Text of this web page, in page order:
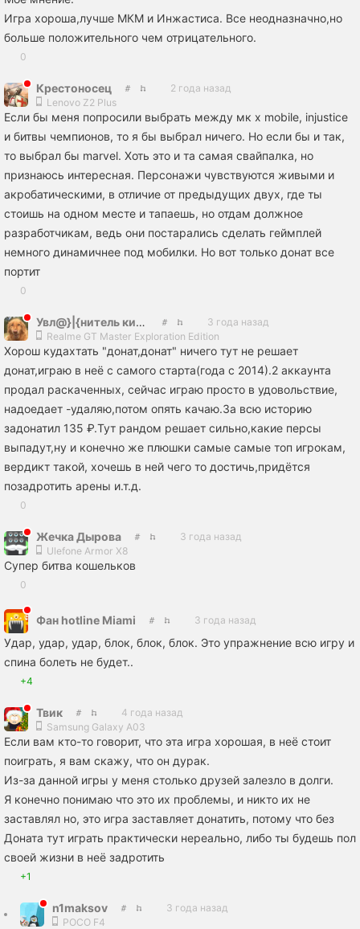
Игра хороша,лучше МКМ и Инжастиса. Все неодназначно,но
больше положительного чем отрицательного.
0
Крестоносец
2 года назад
Lenovo Z2 Plus
Если бы меня попросили выбрать между мк x mobile, injustice
и битвы чемпионов, то я бы выбрал ничего. Но если бы и так,
то выбрал бы marvel. Хоть это и та самая свайпалка, но
признаюсь интересная. Персонажи чувствуются живыми и
акробатическими, в отличие от предыдущих двух, где ты
стоишь на одном месте и тапаешь, но отдам должное
разработчикам, ведь они постарались сделать геймплей
немного динамичнее под мобилки. Но вот только донат все
портит
0
Увл@}|{нитель кисок
3 года назад
Realme GT Master Exploration Edition
Хорош кудахтать "донат,донат" ничего тут не решает
донат,играю в неё с самого старта(года с 2014).2 аккаунта
продал раскаченных, сейчас играю просто в удовольствие,
надоедает -удаляю,потом опять качаю.За всю историю
задонатил 135 ₽.Тут рандом решает сильно,какие персы
выпадут,ну и конечно же плюшки самые самые топ игрокам,
вердикт такой, хочешь в ней чего то достичь,придётся
позадротить арены и.т.д.
0
Жечка Дырова
3 года назад
Ulefone Armor X8
Супер битва кошельков
0
Фан hotline Miami 3 года назад
Удар, удар, удар, блок, блок, блок. Это упражнение всю игру и
спина болеть не будет..
+4
Твик
4 года назад
Samsung Galaxy A03
Если вам кто-то говорит, что эта игра хорошая, в неё стоит
поиграть, я вам скажу, что он дурак.
Из-за данной игры у меня столько друзей залезло в долги.
Я конечно понимаю что это их проблемы, и никто их не
заставлял но, это игра заставляет донатить, потому что без
Доната тут играть практически нереально, либо ты будешь пол
своей жизни в неё задротить
+1
n1maksov
3 года назад
POCO F4